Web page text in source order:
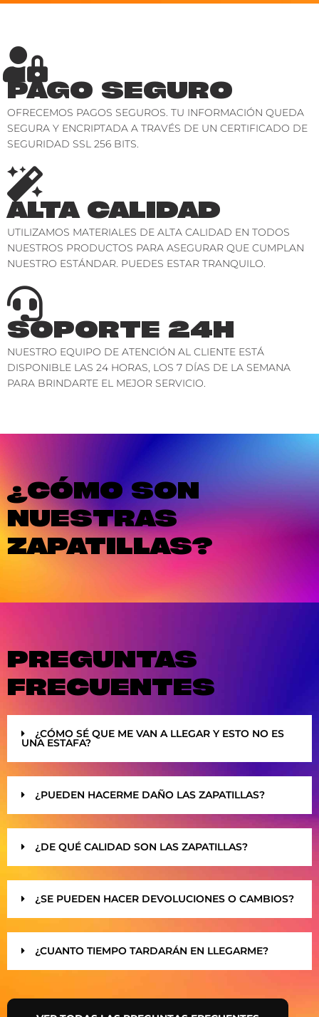
PAGO SEGURO
OFRECEMOS PAGOS SEGUROS. TU INFORMACIÓN QUEDA
SEGURA Y ENCRIPTADA A TRAVÉS DE UN CERTIFICADO DE
SEGURIDAD SSL 256 BITS.
ALTA CALIDAD
UTILIZAMOS MATERIALES DE ALTA CALIDAD EN TODOS
NUESTROS PRODUCTOS PARA ASEGURAR QUE CUMPLAN
NUESTRO ESTÁNDAR. PUEDES ESTAR TRANQUILO.
SOPORTE 24H
NUESTRO EQUIPO DE ATENCIÓN AL CLIENTE ESTÁ
DISPONIBLE LAS 24 HORAS, LOS 7 DÍAS DE LA SEMANA
PARA BRINDARTE EL MEJOR SERVICIO.
¿CÓMO SON
NUESTRAS
ZAPATILLAS?
PREGUNTAS
FRECUENTES
¿CÓMO SÉ QUE ME VAN A LLEGAR Y ESTO NO ES
UNA ESTAFA?
¿PUEDEN HACERME DAÑO LAS ZAPATILLAS?
¿DE QUÉ CALIDAD SON LAS ZAPATILLAS?
¿SE PUEDEN HACER DEVOLUCIONES O CAMBIOS?
¿CUANTO TIEMPO TARDARÁN EN LLEGARME?